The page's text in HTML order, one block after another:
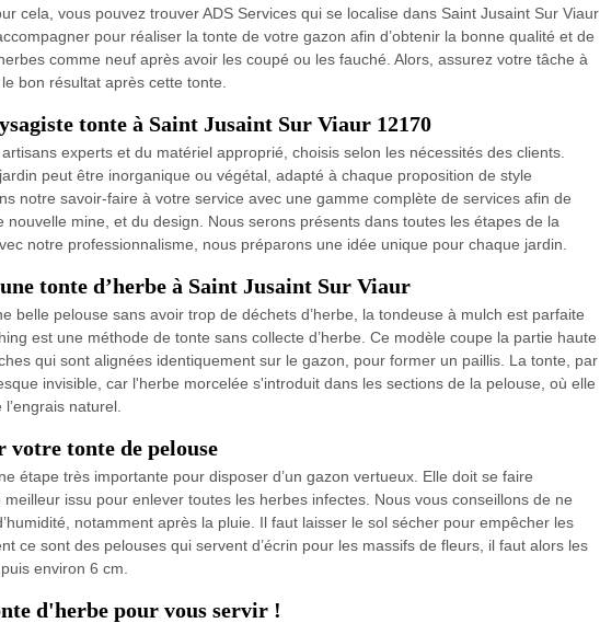
cela, vous pouvez trouver ADS Services qui se localise dans Saint Jusaint Sur Viaur
pour réaliser la tonte de votre gazon afin d’obtenir la bonne qualité et de
comme neuf après avoir les coupé ou les fauché. Alors, assurez votre tâche à
bon résultat après cette tonte.
tonte à Saint Jusaint Sur Viaur 12170
experts et du matériel approprié, choisis selon les nécessités des clients.
peut être inorganique ou végétal, adapté à chaque proposition de style
notre savoir-faire à votre service avec une gamme complète de services afin de
nouvelle mine, et du design. Nous serons présents dans toutes les étapes de la
notre professionnalisme, nous préparons une idée unique pour chaque jardin.
tonte d’herbe à Saint Jusaint Sur Viaur
belle pelouse sans avoir trop de déchets d’herbe, la tondeuse à mulch est parfaite
est une méthode de tonte sans collecte d’herbe. Ce modèle coupe la partie haute
qui sont alignées identiquement sur le gazon, pour former un paillis. La tonte, par
invisible, car l'herbe morcelée s'introduit dans les sections de la pelouse, où elle
naturel.
tonte de pelouse
étape très importante pour disposer d’un gazon vertueux. Elle doit se faire
issu pour enlever toutes les herbes infectes. Nous vous conseillons de ne
notamment après la pluie. Il faut laisser le sol sécher pour empêcher les
ce sont des pelouses qui servent d’écrin pour les massifs de fleurs, il faut alors les
environ 6 cm.
d'herbe pour vous servir !